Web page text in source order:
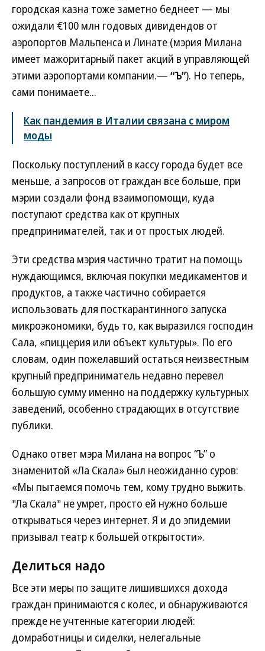
городская казна тоже заметно беднеет — мы
ожидали €100 млн годовых дивидендов от
аэропортов Мальпенса и Линате (мэрия Милана
имеет мажоритарный пакет акций в управляющей
этими аэропортами компании.— “Ъ”). Но теперь,
сами понимаете...
Как пандемия в Италии связана с миром
моды
Поскольку поступлений в кассу города будет все
меньше, а запросов от граждан все больше, при
мэрии создали фонд взаимопомощи, куда
поступают средства как от крупных
предпринимателей, так и от простых людей.
Эти средства мэрия частично тратит на помощь
нуждающимся, включая покупки медикаментов и
продуктов, а также частично собирается
использовать для посткарантинного запуска
микроэкономики, будь то, как выразился господин
Сала, «пиццерия или объект культуры». По его
словам, один пожелавший остаться неизвестным
крупный предприниматель недавно перевел
большую сумму именно на поддержку культурных
заведений, особенно страдающих в отсутствие
публики.
Однако ответ мэра Милана на вопрос “Ъ” о
знаменитой «Ла Скала» был неожиданно суров:
«Мы пытаемся помочь тем, кому трудно выжить.
"Ла Скала" не умрет, просто ей нужно больше
открываться через интернет. Я и до эпидемии
призывал театр к большей открытости».
Делиться надо
Все эти меры по защите лишившихся дохода
граждан принимаются с колес, и обнаруживаются
прежде не учтенные категории людей:
домработницы и сиделки, нелегальные